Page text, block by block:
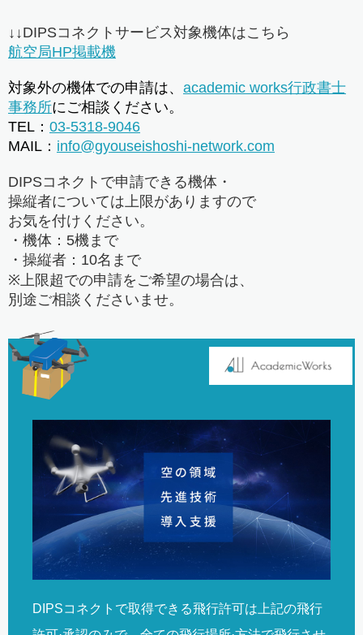
↓↓DIPSコネクトサービス対象機体はこちら
航空局HP掲載機
対象外の機体での申請は、 academic works行政書士
事務所にご相談ください。
TEL： 03-5318-9046
MAIL： info@gyouseishoshi-network.com
DIPSコネクトで申請できる機体・
操縦者については上限がありますので
お気を付けください。
・機体：5機まで
・操縦者：10名まで
※上限超での申請をご希望の場合は、
別途ご相談くださいませ。
DIPSコネクトで取得できる飛行許可は上記の飛行